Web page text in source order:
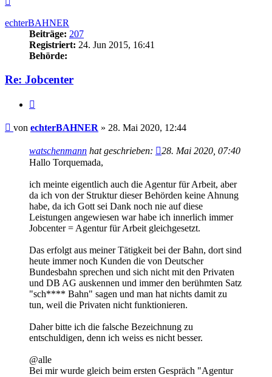
echterBAHNER
Beiträge: 207
Registriert: 24. Jun 2015, 16:41
Behörde:
Re: Jobcenter
Beitrag
von echterBAHNER » 28. Mai 2020, 12:44
watschenmann hat geschrieben:
28. Mai 2020, 07:40
Hallo Torquemada,
ich meinte eigentlich auch die Agentur für Arbeit, aber
da ich von der Struktur dieser Behörden keine Ahnung
habe, da ich Gott sei Dank noch nie auf diese
Leistungen angewiesen war habe ich innerlich immer
Jobcenter = Agentur für Arbeit gleichgesetzt.
Das erfolgt aus meiner Tätigkeit bei der Bahn, dort sind
heute immer noch Kunden die von Deutscher
Bundesbahn sprechen und sich nicht mit den Privaten
und DB AG auskennen und immer den berühmten Satz
"sch**** Bahn" sagen und man hat nichts damit zu
tun, weil die Privaten nicht funktionieren.
Daher bitte ich die falsche Bezeichnung zu
entschuldigen, denn ich weiss es nicht besser.
@alle
Bei mir wurde gleich beim ersten Gespräch "Agentur